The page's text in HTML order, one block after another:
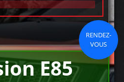
RENDEZ-
VOUS
E85